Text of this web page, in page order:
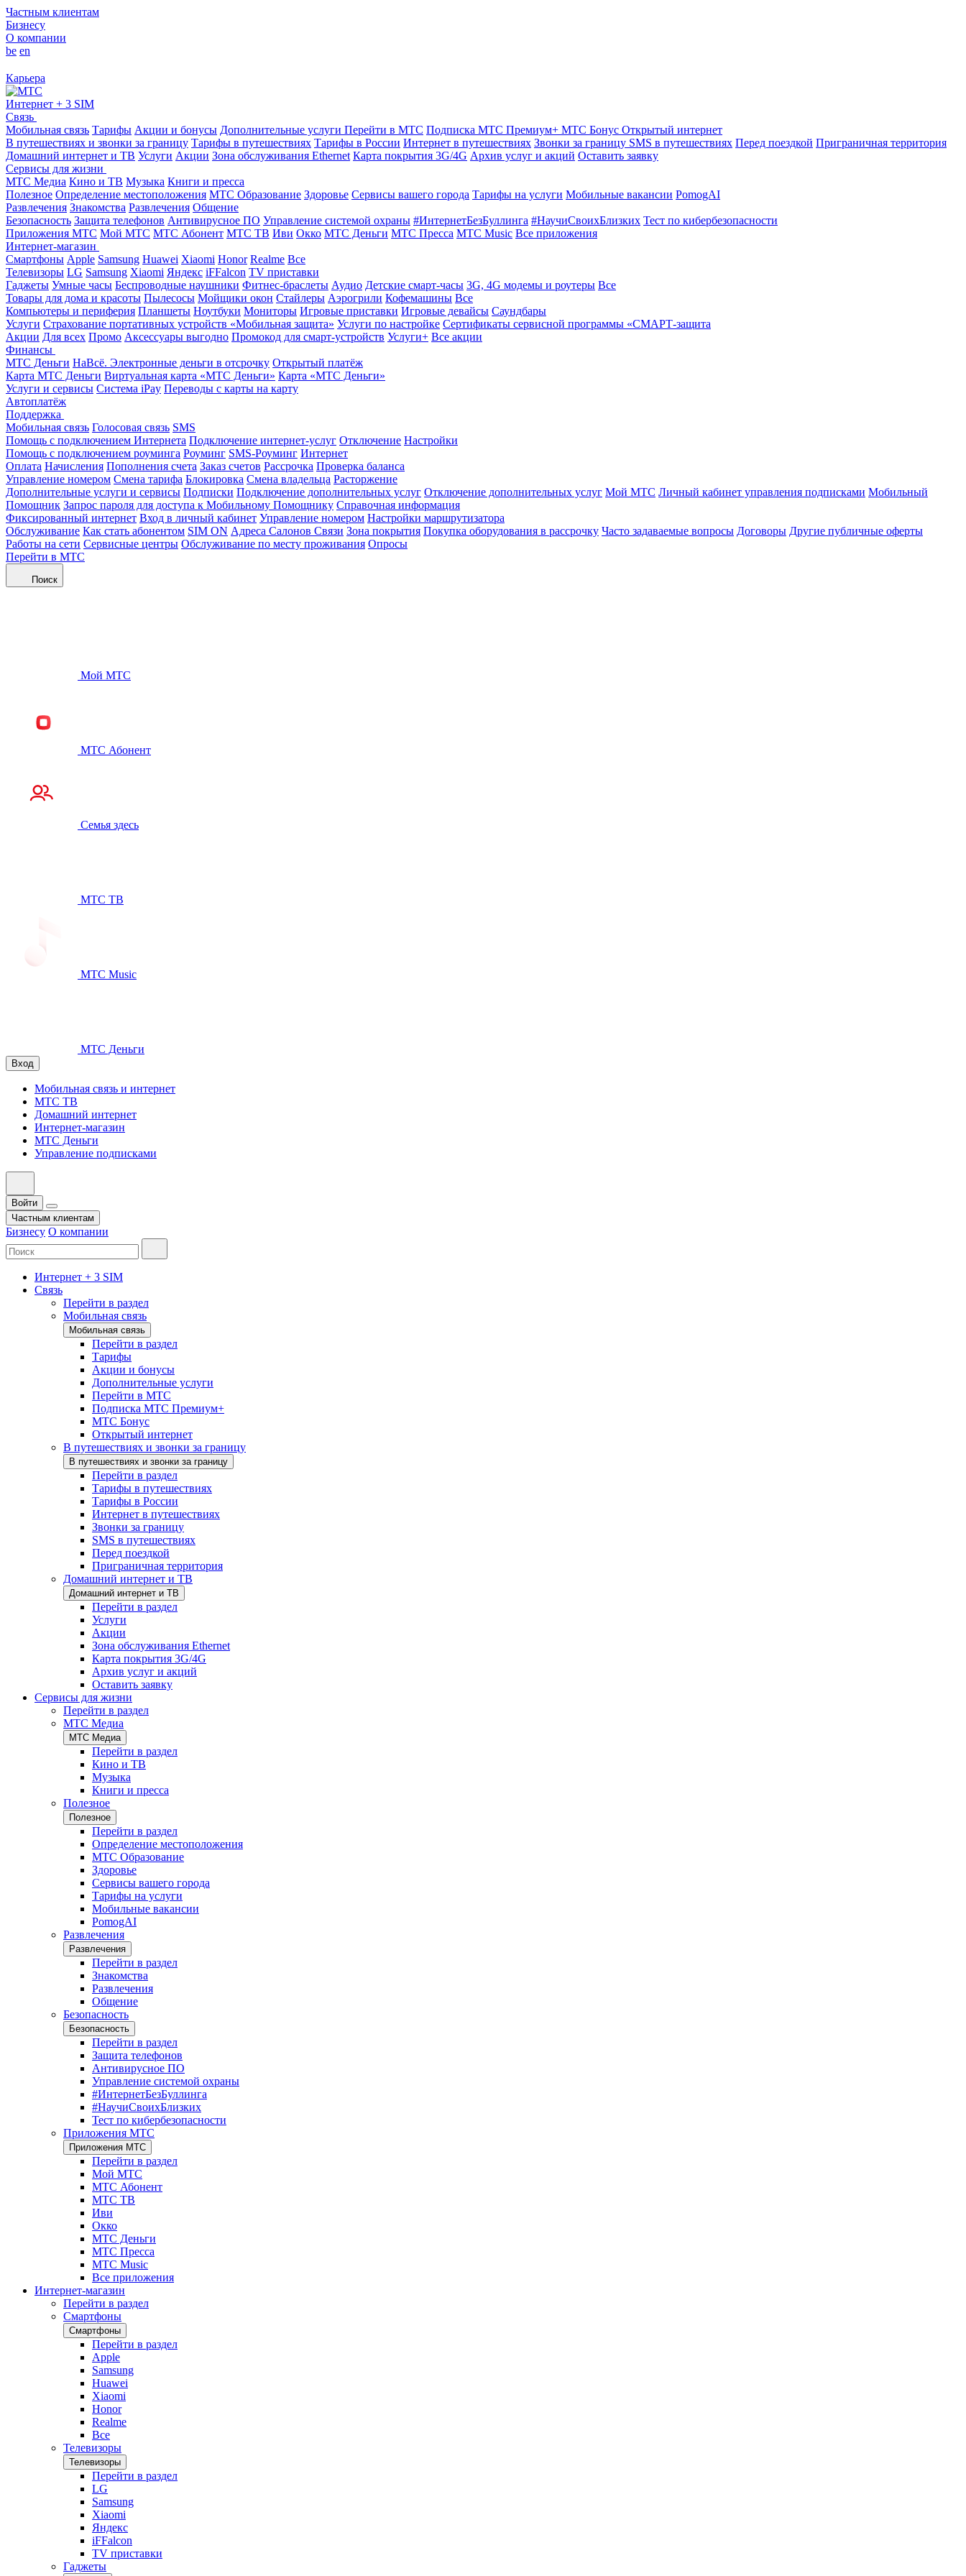
Частным клиентам
Бизнесу
О компании
be en
Карьера
Интернет + 3 SIM
Связь
Мобильная связь Тарифы Акции и бонусы Дополнительные услуги Перейти в МТС Подписка МТС Премиум+ МТС Бонус Открытый интернет
В путешествиях и звонки за границу Тарифы в путешествиях Тарифы в России Интернет в путешествиях Звонки за границу SMS в путешествиях Перед поездкой Приграничная территория
Домашний интернет и ТВ Услуги Акции Зона обслуживания Ethernet Карта покрытия 3G/4G Архив услуг и акций Оставить заявку
Сервисы для жизни
МТС Медиа Кино и ТВ Музыка Книги и пресса
Полезное Определение местоположения МТС Образование Здоровье Сервисы вашего города Тарифы на услуги Мобильные вакансии PomogAI
Развлечения Знакомства Развлечения Общение
Безопасность Защита телефонов Антивирусное ПО Управление системой охраны #ИнтернетБезБуллинга #НаучиСвоихБлизких Тест по кибербезопасности
Приложения МТС Мой МТС МТС Абонент МТС ТВ Иви Окко МТС Деньги МТС Пресса МТС Music Все приложения
Интернет-магазин
Смартфоны Apple Samsung Huawei Xiaomi Honor Realme Все
Телевизоры LG Samsung Xiaomi Яндекс iFFalcon TV приставки
Гаджеты Умные часы Беспроводные наушники Фитнес-браслеты Аудио Детские смарт-часы 3G, 4G модемы и роутеры Все
Товары для дома и красоты Пылесосы Мойщики окон Стайлеры Аэрогрили Кофемашины Все
Компьютеры и периферия Планшеты Ноутбуки Мониторы Игровые приставки Игровые девайсы Саундбары
Услуги Страхование портативных устройств «Мобильная защита» Услуги по настройке Сертификаты сервисной программы «СМАРТ-защита
Акции Для всех Промо Аксессуары выгодно Промокод для смарт-устройств Услуги+ Все акции
Финансы
МТС Деньги НаВсё. Электронные деньги в отсрочку Открытый платёж
Карта МТС Деньги Виртуальная карта «МТС Деньги» Карта «МТС Деньги»
Услуги и сервисы Система iPay Переводы с карты на карту
Автоплатёж
Поддержка
Мобильная связь Голосовая связь SMS
Помощь с подключением Интернета Подключение интернет-услуг Отключение Настройки
Помощь с подключением роуминга Роуминг SMS-Роуминг Интернет
Оплата Начисления Пополнения счета Заказ счетов Рассрочка Проверка баланса
Управление номером Смена тарифа Блокировка Смена владельца Расторжение
Дополнительные услуги и сервисы Подписки Подключение дополнительных услуг Отключение дополнительных услуг Мой МТС Личный кабинет управления подписками Мобильный
Помощник Запрос пароля для доступа к Мобильному Помощнику Справочная информация
Фиксированный интернет Вход в личный кабинет Управление номером Настройки маршрутизатора
Обслуживание Как стать абонентом SIM ON Адреса Салонов Связи Зона покрытия Покупка оборудования в рассрочку Часто задаваемые вопросы Договоры Другие публичные оферты
Работы на сети Сервисные центры Обслуживание по месту проживания Опросы
Перейти в МТС
Поиск
Мой МТС
МТС Абонент
Семья здесь
МТС ТВ
МТС Music
МТС Деньги
Вход
Мобильная связь и интернет
МТС ТВ
Домашний интернет
Интернет-магазин
МТС Деньги
Управление подписками
Войти
Частным клиентам
Бизнесу О компании
Интернет + 3 SIM
Связь
Перейти в раздел
Мобильная связь
Мобильная связь
Перейти в раздел
Тарифы
Акции и бонусы
Дополнительные услуги
Перейти в МТС
Подписка МТС Премиум+
МТС Бонус
Открытый интернет
В путешествиях и звонки за границу
В путешествиях и звонки за границу
Перейти в раздел
Тарифы в путешествиях
Тарифы в России
Интернет в путешествиях
Звонки за границу
SMS в путешествиях
Перед поездкой
Приграничная территория
Домашний интернет и ТВ
Домашний интернет и ТВ
Перейти в раздел
Услуги
Акции
Зона обслуживания Ethernet
Карта покрытия 3G/4G
Архив услуг и акций
Оставить заявку
Сервисы для жизни
Перейти в раздел
МТС Медиа
МТС Медиа
Перейти в раздел
Кино и ТВ
Музыка
Книги и пресса
Полезное
Полезное
Перейти в раздел
Определение местоположения
МТС Образование
Здоровье
Сервисы вашего города
Тарифы на услуги
Мобильные вакансии
PomogAI
Развлечения
Развлечения
Перейти в раздел
Знакомства
Развлечения
Общение
Безопасность
Безопасность
Перейти в раздел
Защита телефонов
Антивирусное ПО
Управление системой охраны
#ИнтернетБезБуллинга
#НаучиСвоихБлизких
Тест по кибербезопасности
Приложения МТС
Приложения МТС
Перейти в раздел
Мой МТС
МТС Абонент
МТС ТВ
Иви
Окко
МТС Деньги
МТС Пресса
МТС Music
Все приложения
Интернет-магазин
Перейти в раздел
Смартфоны
Смартфоны
Перейти в раздел
Apple
Samsung
Huawei
Xiaomi
Honor
Realme
Все
Телевизоры
Телевизоры
Перейти в раздел
LG
Samsung
Xiaomi
Яндекс
iFFalcon
TV приставки
Гаджеты